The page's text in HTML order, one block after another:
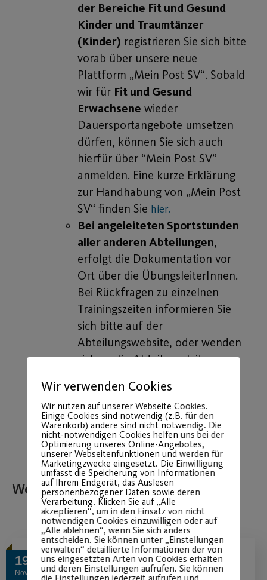
der Bereiche Fit und Gesund
Kinder und Traumtänzer
(Kinder) registrieren Sie sich bitte
vorab über unsere neue
Plattform „Mein Post SV“. Sobald
wir für Fit und Gesund
Erwachsene wieder
Dauersportangebote umsetzen
dürfen, können Sie sich auch
hierfür über “Mein Post SV”
anmelden. Eine kurze Erklärung
zur Handhabung von „Mein Post
SV“ finden Sie hier.
Bei angeleiteten Sportstunden
aller anderen Abteilungen,
erfolgt die Dokumentation vor
Ort über die ÜbungsleiterInnen.
Bei Rückfragen zu einzelnen
Trainingszeiten informieren Sie
sich bitte auf der
Abteilungswebsite, oder wenden
sich an die Abteilungsleitung.
Sie auf dem Laufenden.
Weitere Beiträge
19
Nov.
Wir verwenden Cookies
Wir nutzen auf unserer Webseite Cookies.
Einige Cookies sind notwendig (z.B. für den
Warenkorb) andere sind nicht notwendig. Die
nicht-notwendigen Cookies helfen uns bei der
Optimierung unseres Online-Angebotes,
unserer Webseitenfunktionen und werden für
Marketingzwecke eingesetzt. Die Einwilligung
umfasst die Speicherung von Informationen
auf Ihrem Endgerät, das Auslesen
personenbezogener Daten sowie deren
Verarbeitung. Klicken Sie auf „Alle
akzeptieren“, um in den Einsatz von nicht
notwendigen Cookies einzuwilligen oder auf
„Alle ablehnen“, wenn Sie sich anders
entscheiden. Sie können unter „Einstellungen
verwalten“ detaillierte Informationen der von
uns eingesetzten Arten von Cookies erhalten
und deren Einstellungen aufrufen. Sie können
die Einstellungen jederzeit aufrufen und